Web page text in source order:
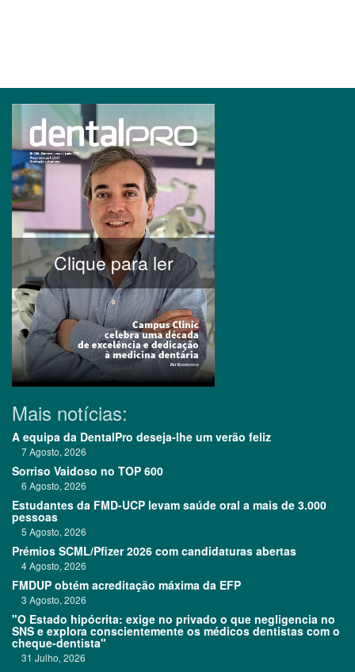
Clique para ler
Mais notícias:
A equipa da DentalPro deseja-lhe um verão feliz
7 Agosto, 2026
Sorriso Vaidoso no TOP 600
6 Agosto, 2026
Estudantes da FMD-UCP levam saúde oral a mais de 3.000
pessoas
5 Agosto, 2026
Prémios SCML/Pfizer 2026 com candidaturas abertas
4 Agosto, 2026
FMDUP obtém acreditação máxima da EFP
3 Agosto, 2026
"O Estado hipócrita: exige no privado o que negligencia no
SNS e explora conscientemente os médicos dentistas com o
cheque-dentista"
31 Julho, 2026